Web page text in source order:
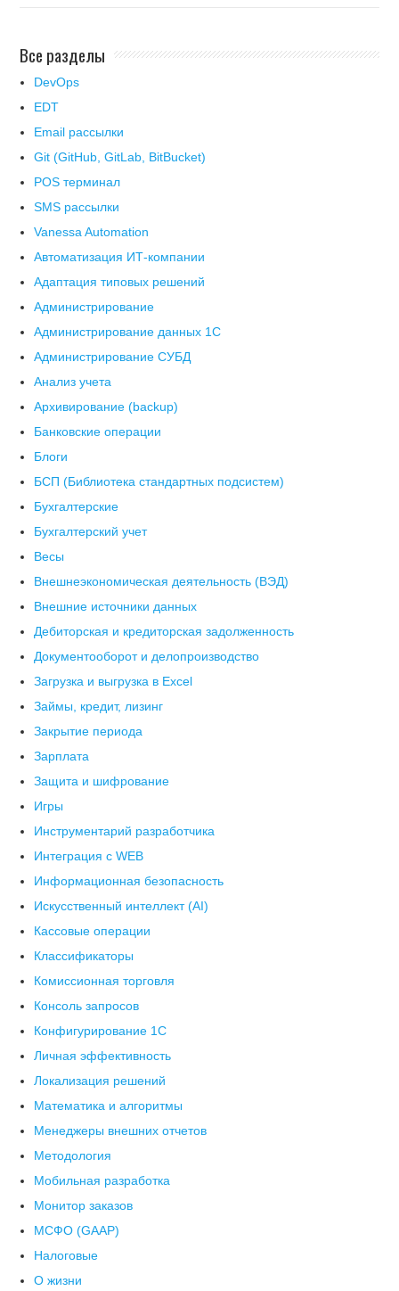
Все разделы
DevOps
EDT
Email рассылки
Git (GitHub, GitLab, BitBucket)
POS терминал
SMS рассылки
Vanessa Automation
Автоматизация ИТ-компании
Адаптация типовых решений
Администрирование
Администрирование данных 1С
Администрирование СУБД
Анализ учета
Архивирование (backup)
Банковские операции
Блоги
БСП (Библиотека стандартных подсистем)
Бухгалтерские
Бухгалтерский учет
Весы
Внешнеэкономическая деятельность (ВЭД)
Внешние источники данных
Дебиторская и кредиторская задолженность
Документооборот и делопроизводство
Загрузка и выгрузка в Excel
Займы, кредит, лизинг
Закрытие периода
Зарплата
Защита и шифрование
Игры
Инструментарий разработчика
Интеграция с WEB
Информационная безопасность
Искусственный интеллект (AI)
Кассовые операции
Классификаторы
Комиссионная торговля
Консоль запросов
Конфигурирование 1С
Личная эффективность
Локализация решений
Математика и алгоритмы
Менеджеры внешних отчетов
Методология
Мобильная разработка
Монитор заказов
МСФО (GAAP)
Налоговые
О жизни